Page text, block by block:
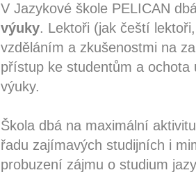
V Jazykové škole PELICAN
výuky. Lektoři (jak čeští
vzděláním a zkušenostmi na
přístup ke studentům a
výuky.
Škola dbá na maximální
řadu zajímavých studijních i
probuzení zájmu o studium